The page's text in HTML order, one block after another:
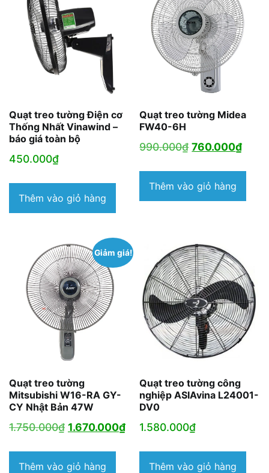
Quạt treo tường Điện cơ
Thống Nhất Vinawind –
báo giá toàn bộ
450.000₫
Thêm vào giỏ hàng
Quạt treo tường Midea
FW40-6H
990.000₫ Giá
là:
990.000₫.
760.000₫Giá
là:
Thêm vào giỏ hàng
Giảm giá!
Quạt treo tường
Mitsubishi W16-RA GY-
CY Nhật Bản 47W
1.750.000₫ Giá
là:
1.670.000₫Giá
Thêm vào giỏ hàng
Quạt treo tường công
nghiệp ASIAvina L24001-
DV0
1.580.000₫
Thêm vào giỏ hàng